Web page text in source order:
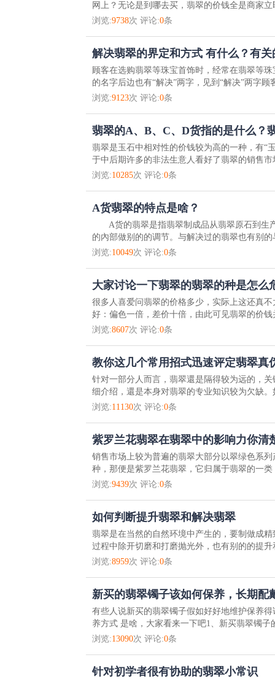
网上？无论是到哪去买，翡翠的价钱全是商家
浏览:9738次 评论:0条
解决翡翠的界定和方式 有什么？有
顾客在选购翡翠等珠宝首饰时，经常在翡翠等
的名字后边也有“解决”两字，见到“解决”两字
浏览:9123次 评论:0条
翡翠的A、B、C、D货指的是什么？
翡翠是玉石中相对性的价钱较为高的一种，有“
于中后期许多的非法生意人看好了翡翠的销售
浏览:10285次 评论:0条
A货翡翠的特点是啥？
A货的翡翠是指翡翠制成品从翡翠原石到生
的內部做别的的调节。与解决过的翡翠也有别
浏览:10049次 评论:0条
大家讨论一下翡翠的翡翠的种是怎么
很多人喜爱问翡翠的价格多少，实际上这还真
好：偏色一倍，差价十倍，由此可见翡翠的价
浏览:8607次 评论:0条
教你这几个常用招式迅速评定翡翠真
针对一部分人而言，翡翠還是隔得较为远的，
细介绍，還是本身对翡翠的专业知识较为欠缺
浏览:11130次 评论:0条
紫罗兰花翡翠在翡翠中的影响力你清
销售市场上较为普遍的翡翠大部分以翠绿色系
种，那便是紫罗兰花翡翠，它归属于翡翠的一
浏览:9439次 评论:0条
如何判断提升翡翠和解决翡翠
翡翠是在当然的自然环境中产生的，要制做成
过程中除开切磨和打磨抛光外，也有别的的提
浏览:8959次 评论:0条
新买的翡翠镯子该如何保养，长期配
有些人说新买的翡翠镯子假如好好地维护保养
养方式 是啥，大家看来一下吧1、新买翡翠镯
浏览:13090次 评论:0条
针对初学者很有协助的翡翠小常识